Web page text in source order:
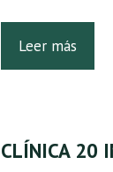
Leer más
CLÍNICA 20